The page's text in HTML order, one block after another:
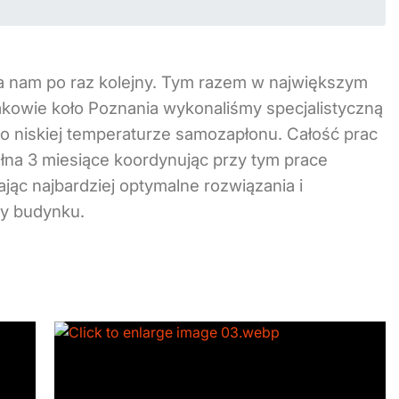
nam po raz kolejny. Tym razem w największym
koło Poznania wykonaliśmy specjalistyczną
niskiej temperaturze samozapłonu. Całość prac
3 miesiące koordynując przy tym prace
najbardziej optymalne rozwiązania i
budynku.